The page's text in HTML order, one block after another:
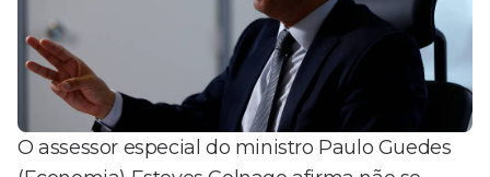
O assessor especial do ministro Paulo Guedes